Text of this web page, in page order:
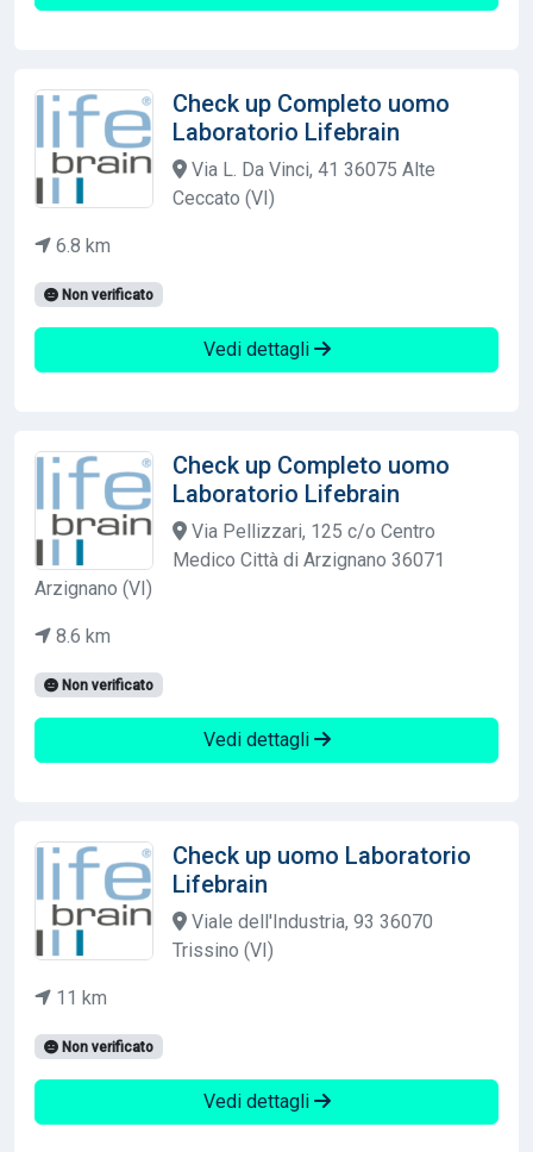
Check up Completo uomo
Laboratorio Lifebrain
Via L. Da Vinci, 41 36075 Alte
Ceccato (VI)
6.8 km
Non verificato
Vedi dettagli
Check up Completo uomo
Laboratorio Lifebrain
Via Pellizzari, 125 c/o Centro
Medico Città di Arzignano 36071
Arzignano (VI)
8.6 km
Non verificato
Vedi dettagli
Check up uomo Laboratorio
Lifebrain
Viale dell'Industria, 93 36070
Trissino (VI)
11 km
Non verificato
Vedi dettagli